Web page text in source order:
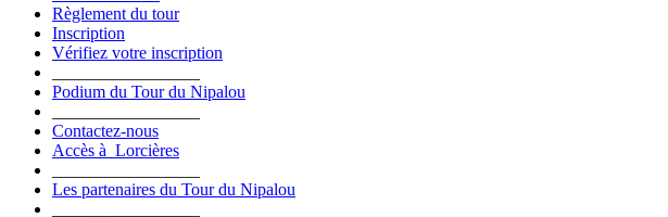
Règlement du tour
Inscription
Vérifiez votre inscription
Podium du Tour du Nipalou
Contactez-nous
Accès à Lorcières
Les partenaires du Tour du Nipalou